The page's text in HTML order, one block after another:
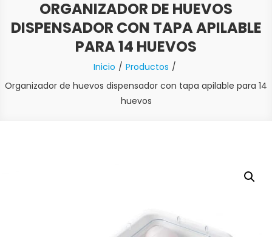
ORGANIZADOR DE HUEVOS
DISPENSADOR CON TAPA APILABLE
PARA 14 HUEVOS
Inicio
Productos
Organizador de huevos dispensador con tapa apilable para 14
huevos